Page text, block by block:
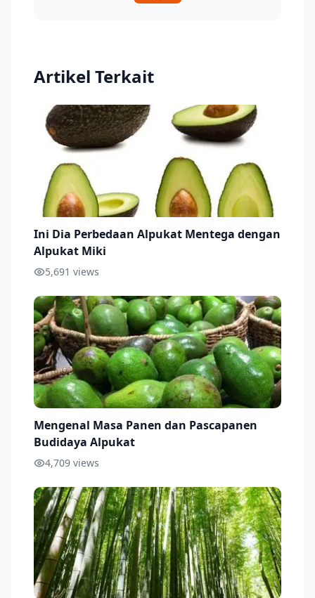
Artikel Terkait
Ini Dia Perbedaan Alpukat Mentega dengan
Alpukat Miki
5,691 views
Mengenal Masa Panen dan Pascapanen
Budidaya Alpukat
4,709 views